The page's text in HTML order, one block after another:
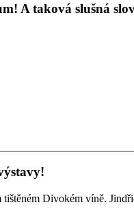
A taková slušná
Divokém víně.